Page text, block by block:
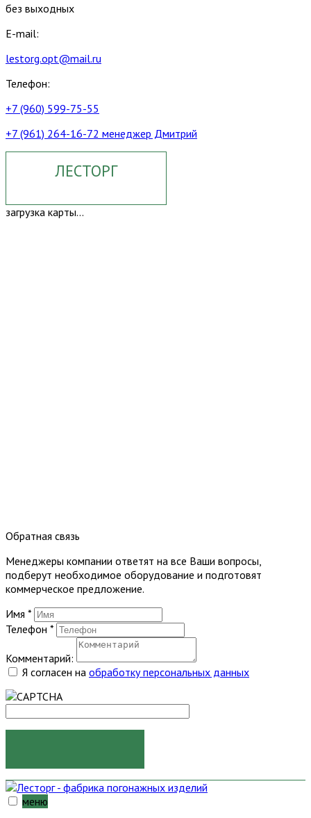
без выходных
E-mail:
lestorg.opt@mail.ru
Телефон:
+7 (960) 599-75-55
+7 (961) 264-16-72 менеджер Дмитрий
ЛЕСТОРГ
загрузка карты...
Обратная связь
Менеджеры компании ответят на все Ваши вопросы,
подберут необходимое оборудование и подготовят
коммерческое предложение.
Имя *
Телефон *
Комментарий:
Я согласен на обработку персональных данных
меню